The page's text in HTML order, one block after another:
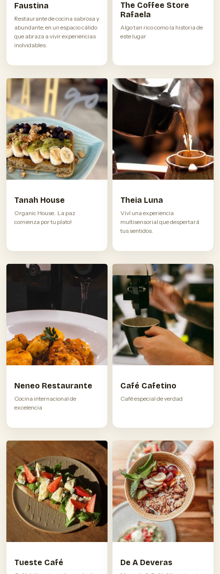
Faustina
Restaurante de cocina sabrosa y
abundante, en un espacio cálido
que abraza a vivir experiencias
inolvidables.
The Coffee Store
Rafaela
Algo tan rico como la historia de
este lugar
Tanah House
Organic House.. La paz
comienza por tu plato!
Theia Luna
Viví una experiencia
multisensorial que despertará
tus sentidos.
Neneo Restaurante
Cocina internacional de
excelencia
Café Cafetino
Café especial de verdad
Tueste Café De A Deveras